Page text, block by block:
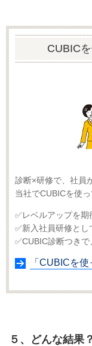
CUBIC
診断×研修で、社員
当社でCUBICを使
✅レベルアップを期
✅新入社員研修とし
✅CUBIC診断つきで
「CUBICを
５、どんな結果